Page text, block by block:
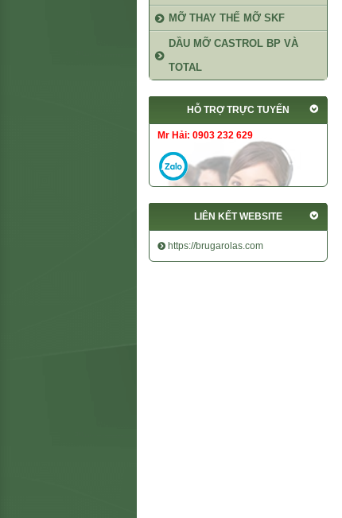
MỠ THAY THẾ MỠ SKF
DẦU MỠ CASTROL BP VÀ
TOTAL
HỖ TRỢ TRỰC TUYẾN
Mr Hải: 0903 232 629
LIÊN KẾT WEBSITE
https://brugarolas.com